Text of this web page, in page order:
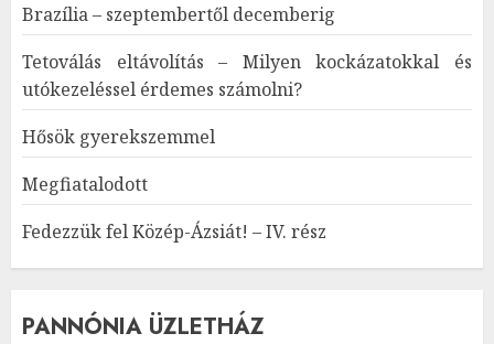
Brazília – szeptembertől decemberig
Tetoválás eltávolítás – Milyen kockázatokkal és
utókezeléssel érdemes számolni?
Hősök gyerekszemmel
Megfiatalodott
Fedezzük fel Közép-Ázsiát! – IV. rész
PANNÓNIA ÜZLETHÁZ